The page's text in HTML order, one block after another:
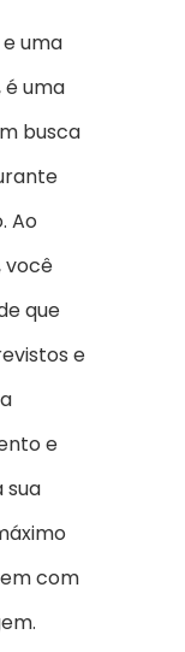
uma
uma
busca
Ao
você
que
e
e
sua
com